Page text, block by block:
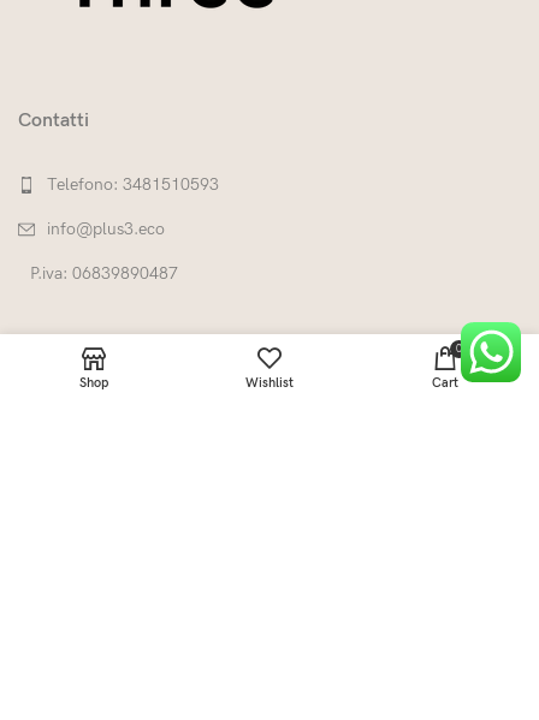
Contatti
Telefono: 3481510593
info@plus3.eco
P.iva: 06839890487
Shop Wishlist
0
Cart